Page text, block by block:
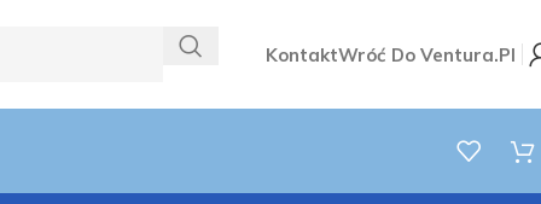
KontaktWróć Do Ventura.pl